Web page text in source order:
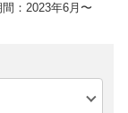
：2023年6月〜